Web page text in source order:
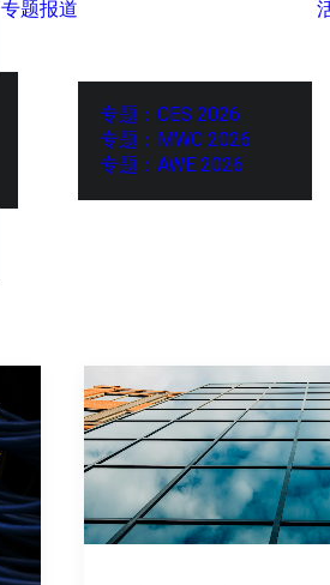
专题报道
专题：CES 2026
专题：MWC 2026
专题：AWE 2026